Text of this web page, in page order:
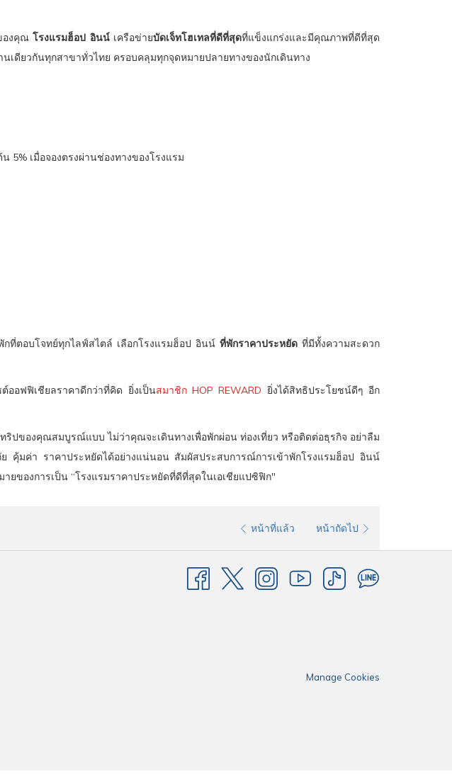
องคุณโรงแรมฮ็อป อินน์เครือข่ายบัดเจ็ทโฮเทลที่ดีที่สุดที่แข็งแกร่งและมีคุณภาพที่ดีที่สุด
เดียวกันทุกสาขาทั่วไทย ครอบคลุมทุกจุดหมายปลายทางของนักเดินทาง
5% เมื่อจองตรงผ่านช่องทางของโรงแรม
กที่ตอบโจทย์ทุกไลฟ์สไตล์ เลือกโรงแรมฮ็อป อินน์ที่พักราคาประหยัดที่มีทั้งความสะดวก
ออฟฟิเชียลราคาดีกว่าที่คิด ยิ่งเป็นสมาชิก HOP REWARD ยิ่งได้สิทธิประโยชน์ดีๆ อีก
ริปของคุณสมบูรณ์แบบ ไม่ว่าคุณจะเดินทางเพื่อพักผ่อน ท่องเที่ยว หรือติดต่อธุรกิจ อย่าลืม
คุ้มค่า ราคาประหยัดได้อย่างแน่นอน สัมผัสประสบการณ์การเข้าพักโรงแรมฮ็อป อินน์
ยของการเป็น “โรงแรมราคาประหยัดที่ดีที่สุดในเอเชียแปซิฟิก"
หน้าที่แล้ว หน้าถัดไป
Manage Cookies